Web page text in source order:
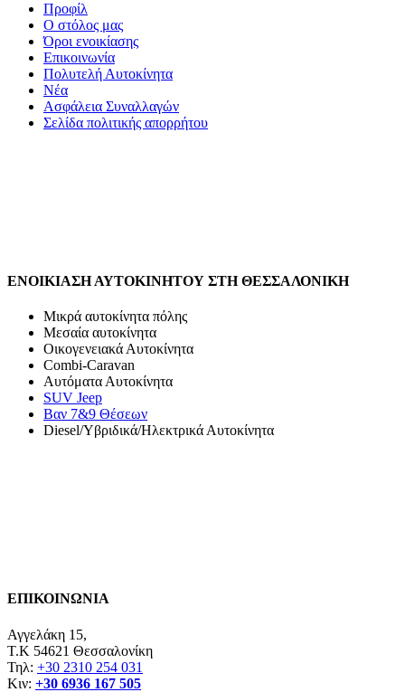
Προφίλ
Ο στόλος μας
Όροι ενοικίασης
Επικοινωνία
Πολυτελή Αυτοκίνητα
Νέα
Ασφάλεια Συναλλαγών
Σελίδα πολιτικής απορρήτου
ΕΝΟΙΚΙΑΣΗ ΑΥΤΟΚΙΝΗΤΟΥ ΣΤΗ ΘΕΣΣΑΛΟΝΙΚΗ
Μικρά αυτοκίνητα πόλης
Μεσαία αυτοκίνητα
Οικογενειακά Αυτοκίνητα
Combi-Caravan
Αυτόματα Αυτοκίνητα
SUV Jeep
Βαν 7&9 Θέσεων
Diesel/Υβριδικά/Ηλεκτρικά Αυτοκίνητα
ΕΠΙΚΟΙΝΩΝΙΑ
Αγγελάκη 15,
Τ.Κ 54621 Θεσσαλονίκη
Τηλ: +30 2310 254 031
Κιν: +30 6936 167 505